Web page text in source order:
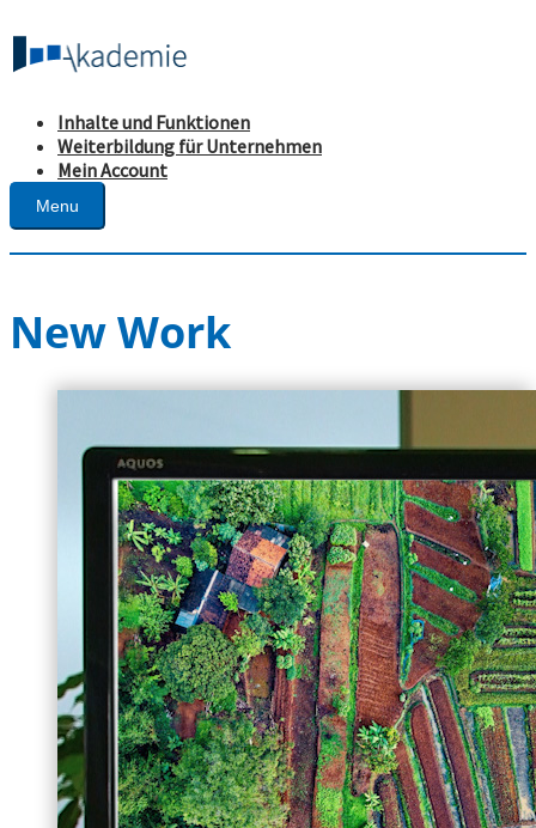
Inhalte und Funktionen
Weiterbildung für Unternehmen
Mein Account
Menu
New Work